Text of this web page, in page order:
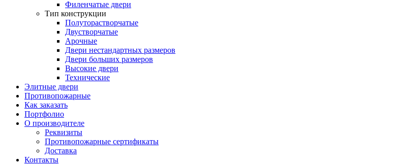
Филенчатые двери
Тип конструкции
Полуторастворчатые
Двустворчатые
Арочные
Двери нестандартных размеров
Двери больших размеров
Высокие двери
Технические
Элитные двери
Противопожарные
Как заказать
Портфолио
О производителе
Реквизиты
Противопожарные сертификаты
Доставка
Контакты